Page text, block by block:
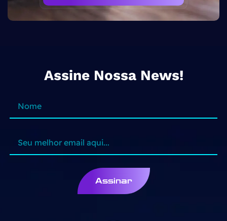
Assine Nossa News!
Assinar